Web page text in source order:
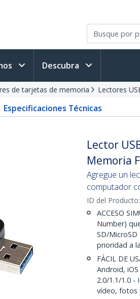
Descubra
de tarjetas de memoria Lectores
Especificaciones Técnicas
Lector
Memoria
Agregue un
computador
ID del Producto:
ACCESO
Number)
SD/
prioridad a
FÁCIL DE
Android,
2.0/1.1/1.0 -
vídeo, fotos